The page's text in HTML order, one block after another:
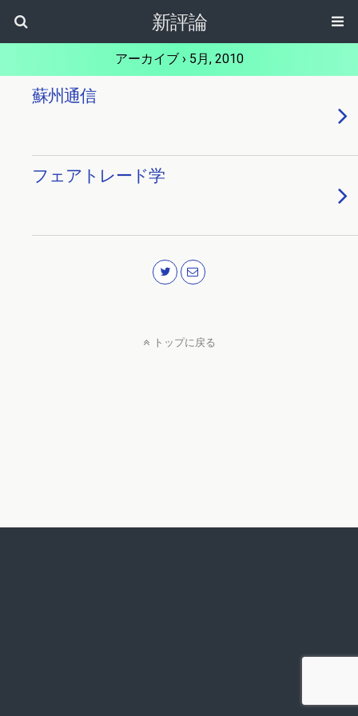
新評論
アーカイブ › 5月, 2010
蘇州通信
フェアトレード学
トップに戻る